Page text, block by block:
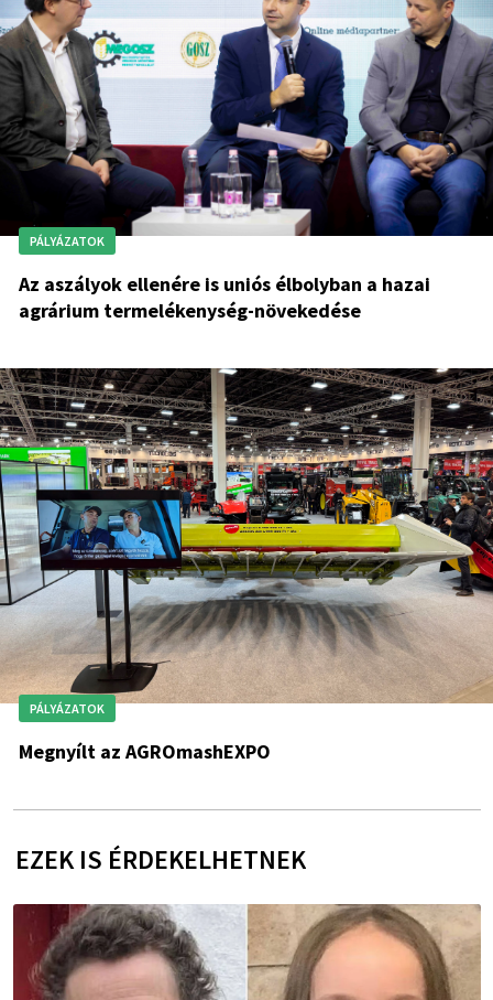
PÁLYÁZATOK
Az aszályok ellenére is uniós élbolyban a hazai
agrárium termelékenység-növekedése
PÁLYÁZATOK
Megnyílt az AGROmashEXPO
EZEK IS ÉRDEKELHETNEK